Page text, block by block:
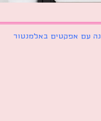
באלמנטור